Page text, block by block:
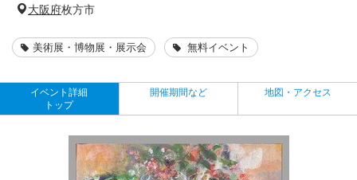
大阪府枚方市
美術展・博物展・展示会 無料イベント
イベント詳細
トップ
開催期間など 地図・アクセス